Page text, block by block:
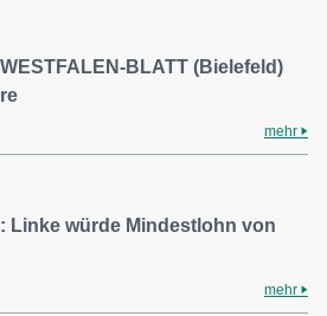
BLATT (Bielefeld)
mehr
Linke würde Mindestlohn von
mehr